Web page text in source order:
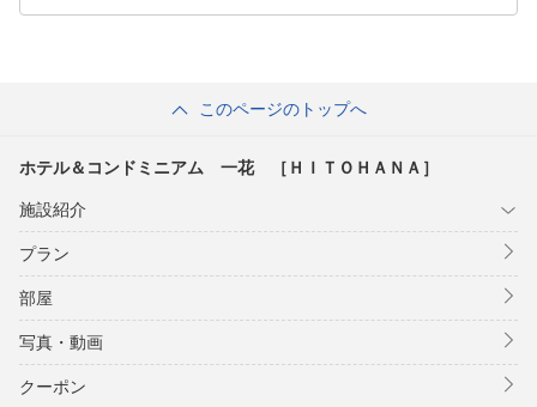
このページのトップへ
ホテル＆コンドミニアム 一花 ［ＨＩＴＯＨＡＮＡ］
施設紹介
プラン
部屋
写真・動画
クーポン